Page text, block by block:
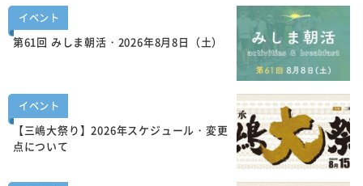
イベント
第61回 みしま朝活・2026年8月8日（土）
イベント
【三嶋大祭り】2026年スケジュール・変更
点について